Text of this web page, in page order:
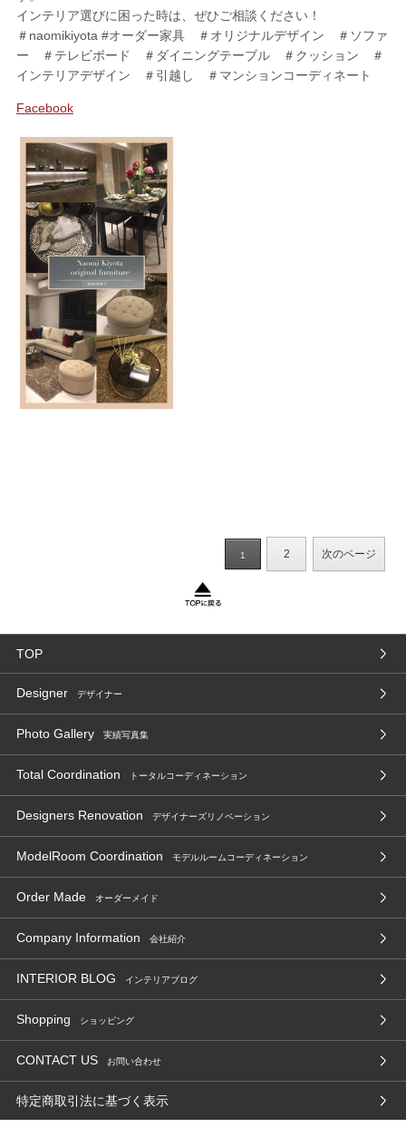
インテリア選びに困った時は、ぜひご相談ください！
＃naomikiyota #オーダー家具 ＃オリジナルデザイン ＃ソファ
ー ＃テレビボード ＃ダイニングテーブル ＃クッション ＃
インテリアデザイン ＃引越し ＃マンションコーディネート
Facebook
1 2 次のページ
TOP
Designer デザイナー
Photo Gallery 実績写真集
Total Coordination トータルコーディネーション
Designers Renovation デザイナーズリノベーション
ModelRoom Coordination モデルルームコーディネーション
Order Made オーダーメイド
Company Information 会社紹介
INTERIOR BLOG インテリアブログ
Shopping ショッピング
CONTACT US お問い合わせ
特定商取引法に基づく表示